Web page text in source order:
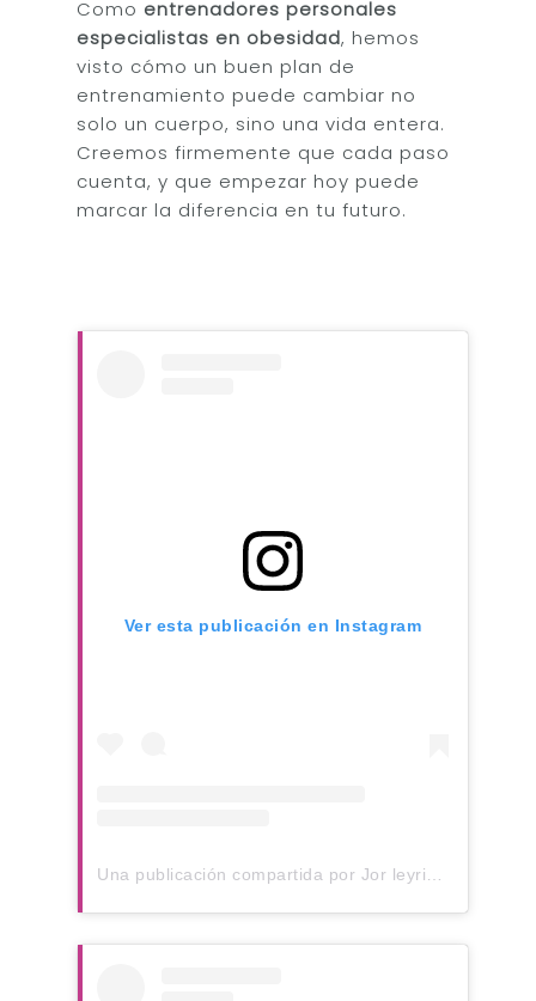
Como entrenadores personales
especialistas en obesidad, hemos
visto cómo un buen plan de
entrenamiento puede cambiar no
solo un cuerpo, sino una vida entera.
Creemos firmemente que cada paso
cuenta, y que empezar hoy puede
marcar la diferencia en tu futuro.
Ver esta publicación en Instagram
Una publicación compartida por Jor leyria (@jorleyria)